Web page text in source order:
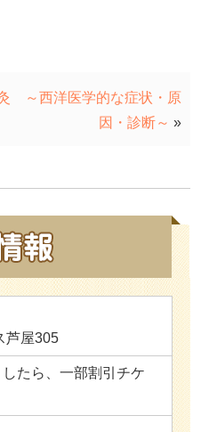
～西洋医学的な症状・原
因・診断～ »
芦屋305
たら、一部割引チケ